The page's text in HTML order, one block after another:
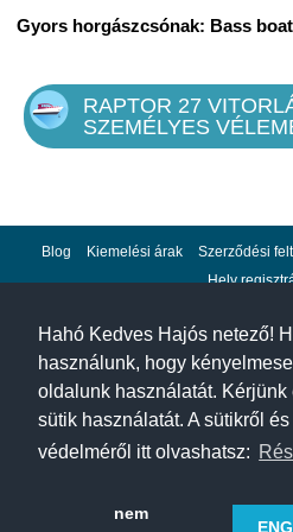
Hahó Kedves Hajós netező!
használunk, hogy
oldalunk használatát. Kérjünk
sütik használatát. A sütikről
védelméről itt olvashatsz:
nem
Gyors horgászcsónak: Bass boat
RAPTOR 27
SZEMÉLYES
Blog Kiemelési árak Szerződési
Hely
Adatvédelem Impresszum A
A hahohajo.hu online bankkártyás